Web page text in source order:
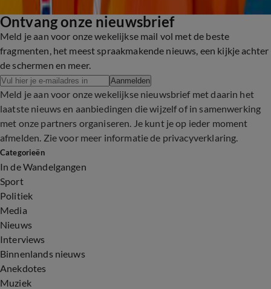
Ontvang onze nieuwsbrief
Meld je aan voor onze wekelijkse mail vol met de beste
fragmenten, het meest spraakmakende nieuws, een kijkje achter
de schermen en meer.
Aanmelden
Meld je aan voor onze wekelijkse nieuwsbrief met daarin het
laatste nieuws en aanbiedingen die wijzelf of in samenwerking
met onze partners organiseren. Je kunt je op ieder moment
afmelden. Zie voor meer informatie de privacyverklaring.
Categorieën
In de Wandelgangen
Sport
Politiek
Media
Nieuws
Interviews
Binnenlands nieuws
Anekdotes
Muziek